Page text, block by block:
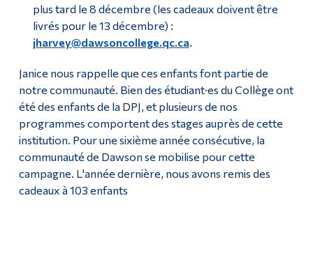
plus tard le 8 décembre (les cadeaux doivent être
livrés pour le 13 décembre) :
jharvey@dawsoncollege.qc.ca
Janice nous rappelle que ces enfants font partie de
notre communauté. Bien des étudiant·es du Collège ont
été des enfants de la DPJ, et plusieurs de nos
programmes comportent des stages auprès de cette
institution. Pour une sixième année consécutive, la
communauté de Dawson se mobilise pour cette
campagne. L'année dernière, nous avons remis des
cadeaux à 103 enfants